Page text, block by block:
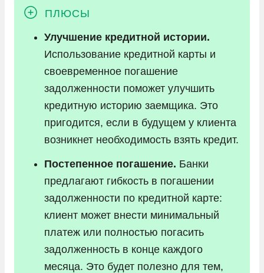
Улучшение кредитной истории.
Использование кредитной карты и
своевременное погашение
задолженности поможет улучшить
кредитную историю заемщика. Это
пригодится, если в будущем у клиента
возникнет необходимость взять кредит.
Постепенное погашение. Банки
предлагают гибкость в погашении
задолженности по кредитной карте:
клиент может внести минимальный
платеж или полностью погасить
задолженность в конце каждого
месяца. Это будет полезно для тем,